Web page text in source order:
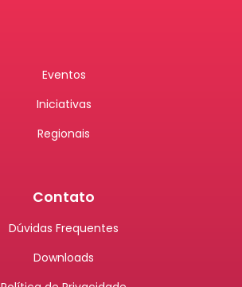
Eventos
Iniciativas
Regionais
Contato
Dúvidas Frequentes
Downloads